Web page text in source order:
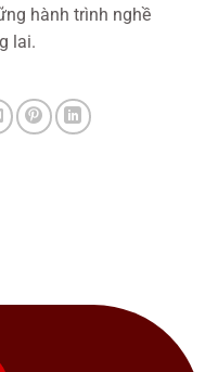
hành trình nghề
lai.